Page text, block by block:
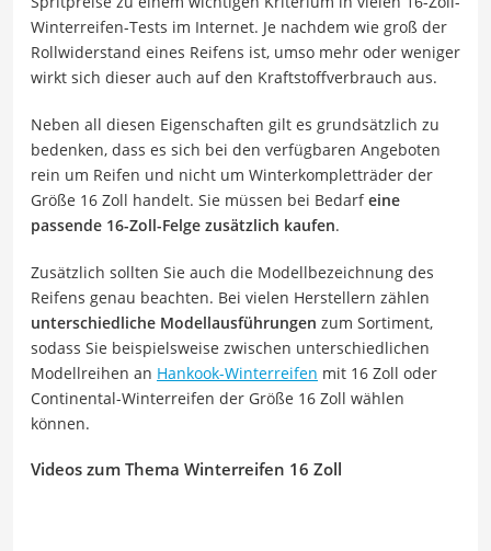
Winterreifen-Tests im Internet. Je nachdem wie groß der
Rollwiderstand eines Reifens ist, umso mehr oder weniger
wirkt sich dieser auch auf den Kraftstoffverbrauch aus.
Neben all diesen Eigenschaften gilt es grundsätzlich zu
bedenken, dass es sich bei den verfügbaren Angeboten
rein um Reifen und nicht um Winterkompletträder der
Größe 16 Zoll handelt. Sie müssen bei Bedarfeine
passende 16-Zoll-Felge zusätzlich kaufen.
Zusätzlich sollten Sie auch die Modellbezeichnung des
Reifens genau beachten. Bei vielen Herstellern zählen
unterschiedliche Modellausführungen zum Sortiment,
sodass Sie beispielsweise zwischen unterschiedlichen
Modellreihen an Hankook-Winterreifen mit 16 Zoll oder
Continental-Winterreifen der Größe 16 Zoll wählen
können.
Videos zum Thema Winterreifen 16 Zoll